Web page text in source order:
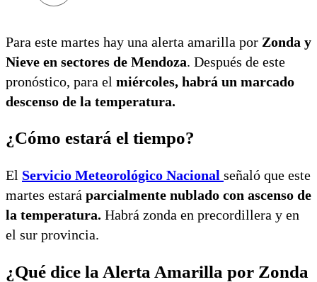
Para este martes hay una alerta amarilla por Zonda y
Nieve en sectores de Mendoza. Después de este
pronóstico, para el miércoles, habrá un marcado
descenso de la temperatura.
¿Cómo estará el tiempo?
El Servicio Meteorológico Nacional señaló que este
martes estará parcialmente nublado con ascenso de
la temperatura. Habrá zonda en precordillera y en
el sur provincia.
¿Qué dice la Alerta Amarilla por Zonda